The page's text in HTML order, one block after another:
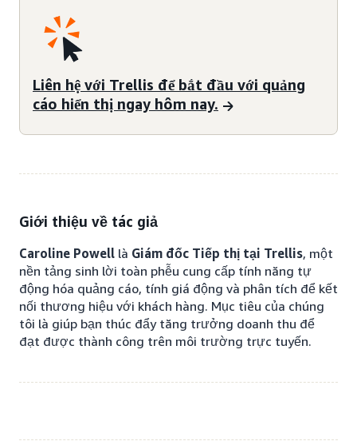
Liên hệ với Trellis để bắt đầu với quảng
cáo hiển thị ngay hôm nay.
Giới thiệu về tác giả
Caroline Powell là Giám đốc Tiếp thị tại Trellis, một
nền tảng sinh lời toàn phễu cung cấp tính năng tự
động hóa quảng cáo, tính giá động và phân tích để kết
nối thương hiệu với khách hàng. Mục tiêu của chúng
tôi là giúp bạn thúc đẩy tăng trưởng doanh thu để
đạt được thành công trên môi trường trực tuyến.